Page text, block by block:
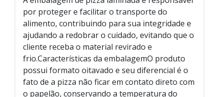
por proteger e facilitar o transporte do
alimento, contribuindo para sua integridade e
ajudando a redobrar o cuidado, evitando que o
cliente receba o material revirado e
frio.Características da embalagemO produto
possui formato oitavado e seu diferencial é o
fato de a pizza não ficar em contato direto com
o papelão, conservando a temperatura do